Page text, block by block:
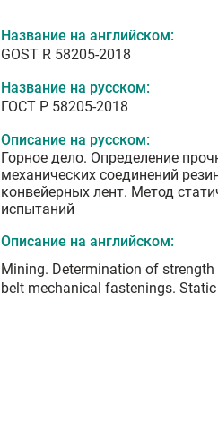
Название на английском:
GOST R 58205-2018
Название на русском:
ГОСТ Р 58205-2018
Описание на русском:
Горное дело. Определение
механических соединений
конвейерных лент. Метод
испытаний
Описание на английском:
Mining. Determination of
belt mechanical fastenings.